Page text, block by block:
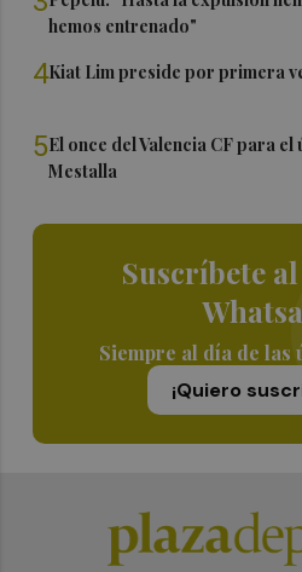
hemos entrenado"
4Kiat Lim preside por primera
5El once del Valencia CF para
Mestalla
Suscríbete
Siempre al día de las
¡Quiero